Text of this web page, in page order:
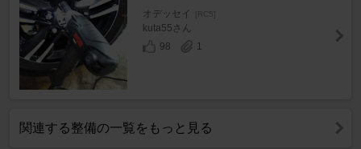
オデッセイ [RC5]
kuta55さん
98
1
関連する整備の一覧をもっと見る